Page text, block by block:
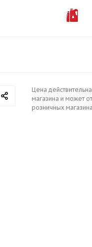
Цена
магазина и может
розничных